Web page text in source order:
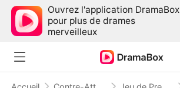
Ouvrez l'application DramaBox
pour plus de drames
merveilleux